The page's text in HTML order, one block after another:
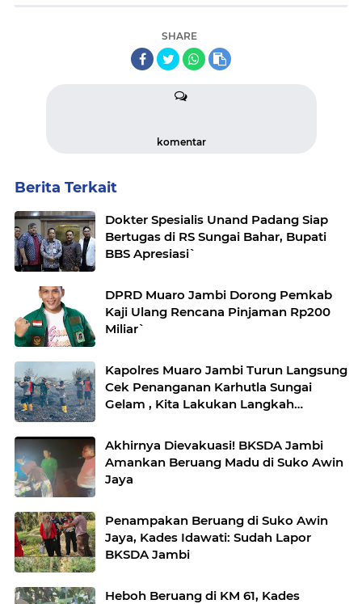
SHARE
komentar
Berita Terkait
Dokter Spesialis Unand Padang Siap
Bertugas di RS Sungai Bahar, Bupati
BBS Apresiasi`
DPRD Muaro Jambi Dorong Pemkab
Kaji Ulang Rencana Pinjaman Rp200
Miliar`
Kapolres Muaro Jambi Turun Langsung
Cek Penanganan Karhutla Sungai
Gelam , Kita Lakukan Langkah
Akhirnya Dievakuasi! BKSDA Jambi
Amankan Beruang Madu di Suko Awin
Jaya
Penampakan Beruang di Suko Awin
Jaya, Kades Idawati: Sudah Lapor
BKSDA Jambi
Heboh Beruang di KM 61, Kades